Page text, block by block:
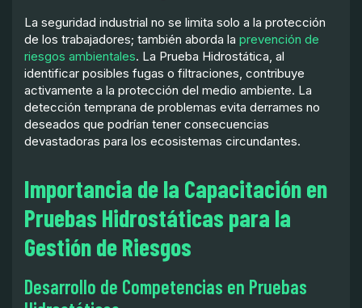
La seguridad industrial no se limita solo a la protección
de los trabajadores; también aborda la prevención de
riesgos ambientales. La Prueba Hidrostática, al
identificar posibles fugas o filtraciones, contribuye
activamente a la protección del medio ambiente. La
detección temprana de problemas evita derrames no
deseados que podrían tener consecuencias
devastadoras para los ecosistemas circundantes.
Importancia de la Capacitación en
Pruebas Hidrostáticas para la
Gestión de Riesgos
Desarrollo de Competencias en Pruebas